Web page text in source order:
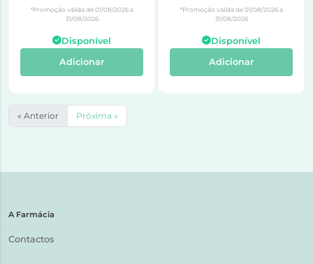
*Promoção válida de 01/08/2026 a
31/08/2026
Disponível
Adicionar
*Promoção válida de 01/08/2026 a
31/08/2026
Disponível
Adicionar
« Anterior Próxima »
A Farmácia
Contactos